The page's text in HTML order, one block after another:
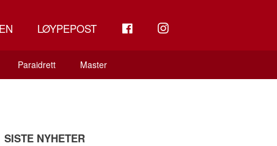
LØYPEPOST INSTAGRAM
Paraidrett Master
SISTE NYHETER